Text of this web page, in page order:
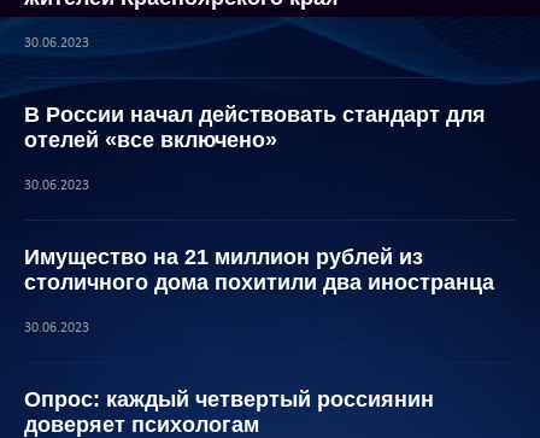
30.06.2023
В России начал действовать стандарт для
отелей «все включено»
30.06.2023
Имущество на 21 миллион рублей из
столичного дома похитили два иностранца
30.06.2023
Опрос: каждый четвертый россиянин
доверяет психологам